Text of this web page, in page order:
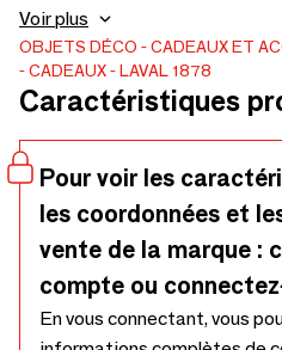
collection de présentoirs
sté Laval vous accompagne
présentoirs, n'hésitez pas à
vente laval-europe. Découvrir
Voir plus
OBJETS DÉCO
CADEAUX ET
CADEAUX
LAVAL 1878
Caractéristiques
Pour voir les
les coordonnées et
vente de la marque :
compte ou
En vous connectant, vous